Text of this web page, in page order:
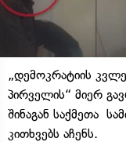
„დემოკრატიის
პირველის“ მიერ
შინაგან საქმეთა
კითხვებს აჩენს.